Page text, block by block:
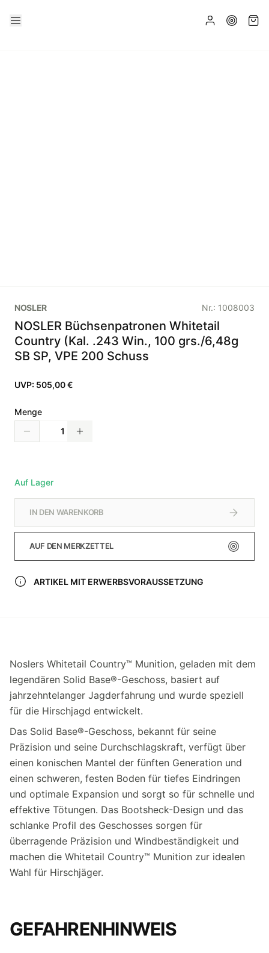
NOSLER Nr.: 1008003
NOSLER Büchsenpatronen Whitetail
Country (Kal. .243 Win., 100 grs./6,48g
SB SP, VPE 200 Schuss
UVP: 505,00 €
Menge
Auf Lager
IN DEN WARENKORB
AUF DEN MERKZETTEL
ARTIKEL MIT ERWERBSVORAUSSETZUNG
Noslers Whitetail Country™ Munition, geladen mit dem
legendären Solid Base®-Geschoss, basiert auf
jahrzehntelanger Jagderfahrung und wurde speziell
für die Hirschjagd entwickelt.
Das Solid Base®-Geschoss, bekannt für seine
Präzision und seine Durchschlagskraft, verfügt über
einen konischen Mantel der fünften Generation und
einen schweren, festen Boden für tiefes Eindringen
und optimale Expansion und sorgt so für schnelle und
effektive Tötungen. Das Bootsheck-Design und das
schlanke Profil des Geschosses sorgen für
überragende Präzision und Windbeständigkeit und
machen die Whitetail Country™ Munition zur idealen
Wahl für Hirschjäger.
GEFAHRENHINWEIS